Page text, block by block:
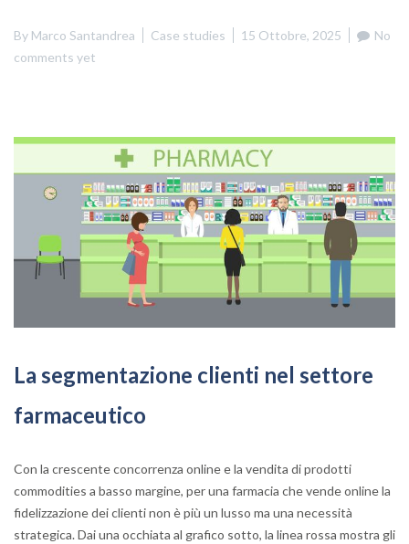
By Marco Santandrea Case studies 15 Ottobre, 2025
No
comments yet
La segmentazione clienti nel settore
farmaceutico
Con la crescente concorrenza online e la vendita di prodotti
commodities a basso margine, per una farmacia che vende online la
fidelizzazione dei clienti non è più un lusso ma una necessità
strategica. Dai una occhiata al grafico sotto, la linea rossa mostra gli